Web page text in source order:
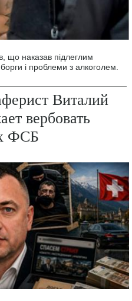
що наказав підлеглим
і проблеми з алкоголем.
Виталий
вербовать
ФСБ